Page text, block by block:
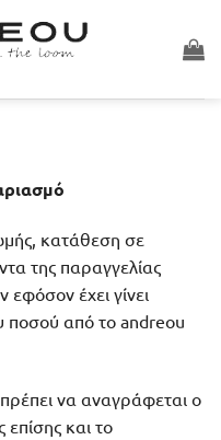
κατάθεση σε
της παραγγελίας
έχει γίνει
ποσού από το andreou
να αναγράφεται ο
και το